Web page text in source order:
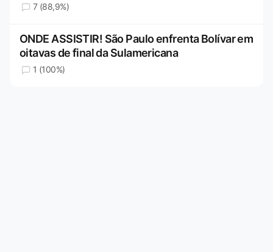
7 (88,9%)
ONDE ASSISTIR! São Paulo enfrenta Bolívar em
oitavas de final da Sulamericana
1 (100%)